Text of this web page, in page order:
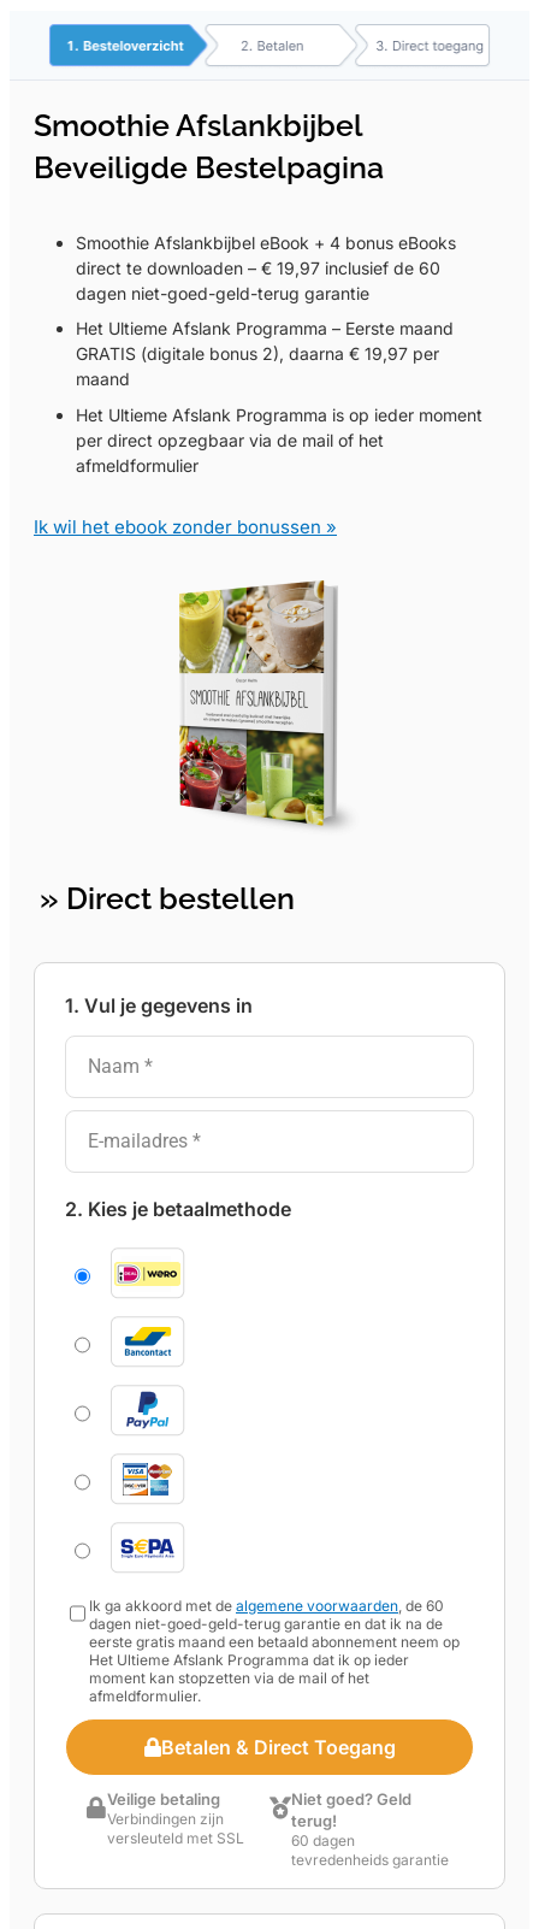
Smoothie Afslankbijbel
Beveiligde Bestelpagina
Smoothie Afslankbijbel eBook + 4 bonus eBooks
direct te downloaden – € 19,97 inclusief de 60
dagen niet-goed-geld-terug garantie
Het Ultieme Afslank Programma – Eerste maand
GRATIS (digitale bonus 2), daarna € 19,97 per
maand
Het Ultieme Afslank Programma is op ieder moment
per direct opzegbaar via de mail of het
afmeldformulier
Ik wil het ebook zonder bonussen »
» Direct bestellen
1. Vul je gegevens in
2. Kies je betaalmethode
Ik ga akkoord met de algemene voorwaarden , de 60
dagen niet-goed-geld-terug garantie en dat ik na de
eerste gratis maand een betaald abonnement neem op
Het Ultieme Afslank Programma dat ik op ieder
moment kan stopzetten via de mail of het
afmeldformulier.
Betalen & Direct Toegang
Veilige betaling
Verbindingen zijn
versleuteld met SSL
Niet goed? Geld
terug!
60 dagen
tevredenheids garantie